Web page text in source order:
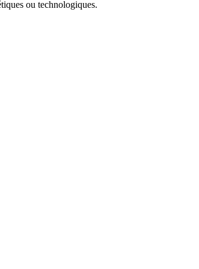
ou technologiques.